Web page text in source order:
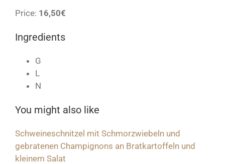
Price: 16,50€
Ingredients
G
L
N
You might also like
Schweineschnitzel mit Schmorzwiebeln und
gebratenen Champignons an Bratkartoffeln und
kleinem Salat